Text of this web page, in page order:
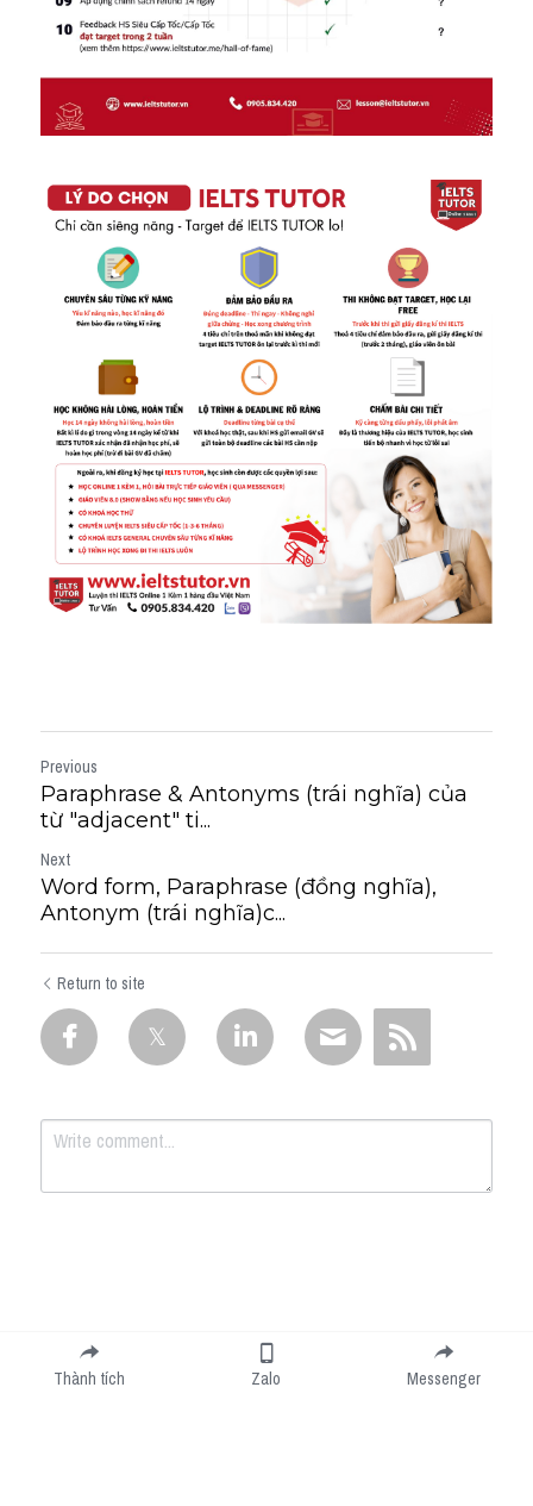
Previous
Paraphrase & Antonyms (trái nghĩa) của
từ "adjacent" ti...
Next
Word form, Paraphrase (đồng nghĩa),
Antonym (trái nghĩa)c...
Return to site
Submit
Thành tích Zalo Messenger